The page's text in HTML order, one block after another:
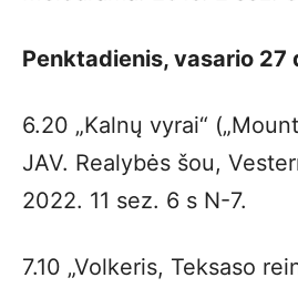
Penktadienis, vasario 27
6.20 „Kalnų vyrai“
JAV. Realybės šou,
2022. 11 sez. 6 s N-7.
7.10 „Volkeris, Teksaso